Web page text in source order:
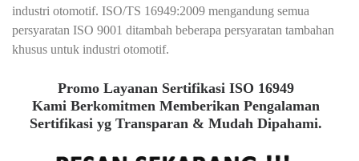
industri otomotif. ISO/TS 16949:2009 mengandung semua
persyaratan ISO 9001 ditambah beberapa persyaratan tambahan
khusus untuk industri otomotif.
Promo Layanan Sertifikasi ISO 16949
Kami Berkomitmen Memberikan Pengalaman
Sertifikasi yg Transparan & Mudah Dipahami.